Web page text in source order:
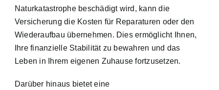
Naturkatastrophe beschädigt wird, kann die
Versicherung die Kosten für Reparaturen oder den
Wiederaufbau übernehmen. Dies ermöglicht Ihnen,
Ihre finanzielle Stabilität zu bewahren und das
Leben in Ihrem eigenen Zuhause fortzusetzen.
Darüber hinaus bietet eine